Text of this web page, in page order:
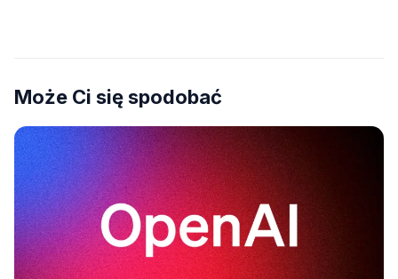
Może Ci się spodobać